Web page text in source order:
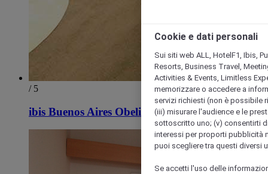
/ 5
ibis Buenos Aires Obelisco
Cookie e dati personali
Sui siti web ALL, HotelF1, Ibis,
Resorts, Business Travel,
Activities & Events, Limitless
memorizzare o accedere a
servizi richiesti (non è possibile
(iii) misurare l'audience e le
sottoscritto uno; (v) consentirti
interessi per proporti pubblicità
puoi scegliere tra questi diversi
Se accetti l'uso delle